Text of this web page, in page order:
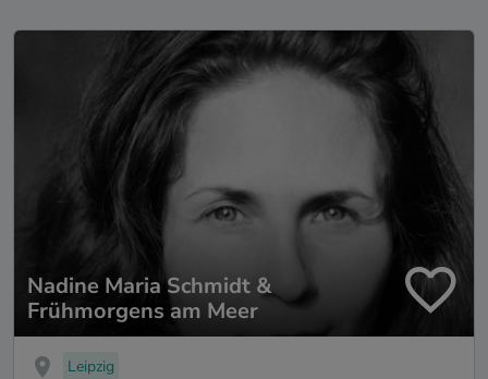
Nadine Maria Schmidt &
Frühmorgens am Meer
Leipzig